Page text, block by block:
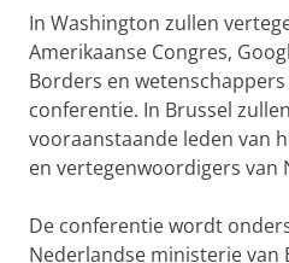
In Washington zullen
Amerikaanse Congres,
Borders en
conferentie. In Brussel
vooraanstaande leden van
en vertegenwoordigers van
De conferentie wordt
Nederlandse ministerie van